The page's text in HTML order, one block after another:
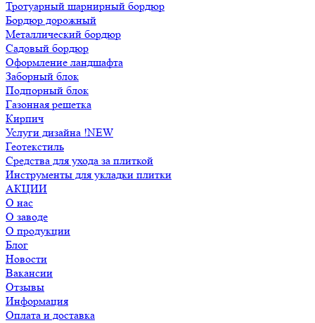
Тротуарный шарнирный бордюр
Бордюр дорожный
Металлический бордюр
Садовый бордюр
Оформление ландшафта
Заборный блок
Подпорный блок
Газонная решетка
Кирпич
Услуги дизайна !NEW
Геотекстиль
Средства для ухода за плиткой
Инструменты для укладки плитки
АКЦИИ
О нас
О заводе
О продукции
Блог
Новости
Вакансии
Отзывы
Информация
Оплата и доставка